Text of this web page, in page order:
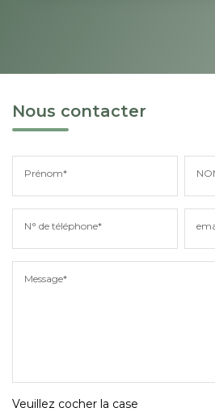
Nous contacter
Prénom*
N° de téléphone*
Message*
Veuillez cocher la case